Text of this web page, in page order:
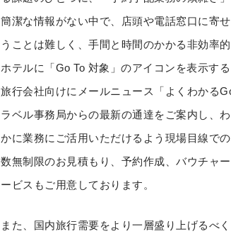
簡潔な情報がない中で、店頭や電話窓口に寄
うことは難しく、手間と時間のかかる非効率
ホテルに「Go To 対象」のアイコンを表示す
旅行会社向けにメールニュース「よくわかる
ラベル事務局からの最新の通達をご案内し、
かに業務にご活用いただけるよう現場目線で
数無制限のお見積もり、予約作成、バウチャ
ービスもご用意しております。
また、国内旅行需要をより一層盛り上げるべ